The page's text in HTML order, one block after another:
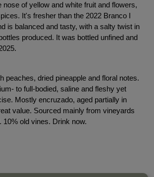
nose of yellow and white fruit and flowers,
It's fresher than the 2022 Branco I
is balanced and tasty, with a salty twist in
produced. It was bottled unfined and
peaches, dried pineapple and floral notes.
to full-bodied, saline and fleshy yet
Mostly encruzado, aged partially in
value. Sourced mainly from vineyards
10% old vines. Drink now.